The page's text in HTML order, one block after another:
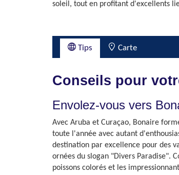
soleil, tout en profitant d'excellents
Tips Carte
Conseils pour
Envolez-vous vers
Avec Aruba et Curaçao, Bonaire
toute l'année avec autant
destination par excellence pour des
ornées du slogan "Divers Paradise".
poissons colorés et les